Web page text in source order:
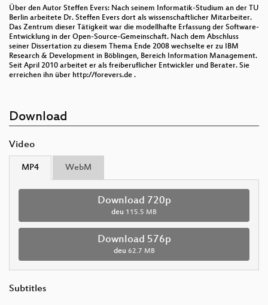
Über den Autor Steffen Evers: Nach seinem Informatik-Studium an der TU
Berlin arbeitete Dr. Steffen Evers dort als wissenschaftlicher Mitarbeiter.
Das Zentrum dieser Tätigkeit war die modellhafte Erfassung der Software-
Entwicklung in der Open-Source-Gemeinschaft. Nach dem Abschluss
seiner Dissertation zu diesem Thema Ende 2008 wechselte er zu IBM
Research & Development in Böblingen, Bereich Information Management.
Seit April 2010 arbeitet er als freiberuflicher Entwickler und Berater. Sie
erreichen ihn über http://forevers.de .
Download
Video
MP4 WebM
Download 720p
deu 115.5 MB
Download 576p
deu 62.7 MB
Subtitles